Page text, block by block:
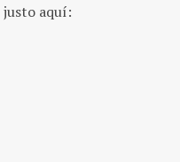
justo aquí: